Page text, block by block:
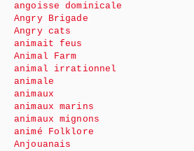
angoisse dominicale
Angry Brigade
Angry cats
animait feus
Animal Farm
animal irrationnel
animale
animaux
animaux marins
animaux mignons
animé Folklore
Anjouanais